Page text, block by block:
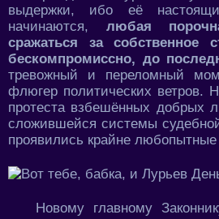
выдержки, ибо её
начинаются, любая
сражаться за собственное
бескомпромиссно, до
тревожный и переломный
флюгер политических ветров.
протеста взбешённых добрых
сложившейся системы
проявились крайне любопытные
Новому главному